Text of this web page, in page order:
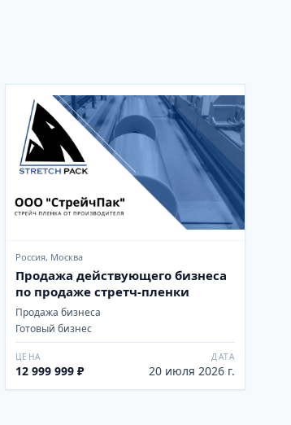
Россия, Москва
Продажа действующего бизнеса
по продаже стретч-пленки
Продажа бизнеса
Готовый бизнес
ЦЕНА
12 999 999 ₽
ДАТА
20 июля 2026 г.